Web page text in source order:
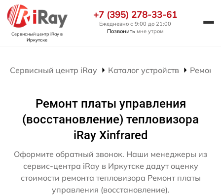
Сервисный центр iRayв
Иркутске
+7 (395) 278-33-61
Ежедневно с 9:00 до 21:00
Позвонить мне утром
Сервисный центр iRay Каталог устройств Ремонт
Ремонт платы управления
(восстановление) тепловизора
iRay Xinfrared
Оформите обратный звонок. Наши менеджеры из
сервис-центра iRay в Иркутске дадут оценку
стоимости ремонта тепловизора Ремонт платы
управления (восстановление).